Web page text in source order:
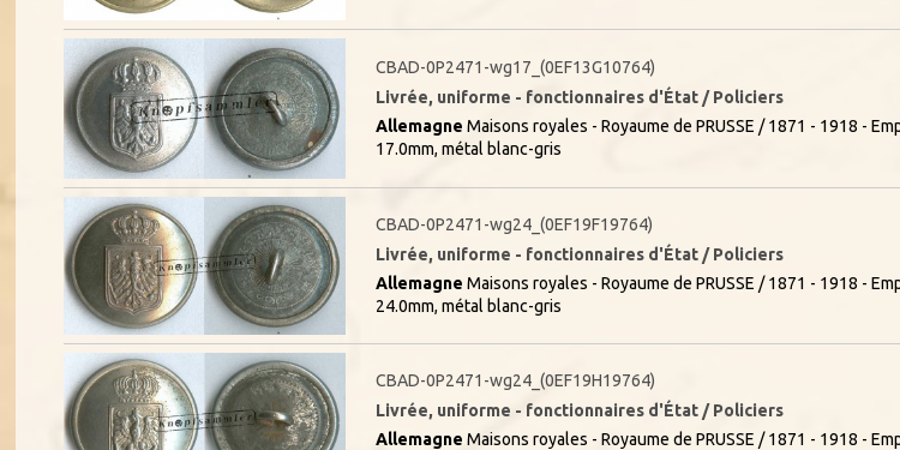
CBAD-0P2471-wg17_(0EF13G10764)
Livrée, uniforme - fonctionnaires d'État / Policiers
Allemagne Maisons royales - Royaume de PRUSSE / 1871 - 1918 -
17.0mm, métal blanc-gris
CBAD-0P2471-wg24_(0EF19F19764)
Livrée, uniforme - fonctionnaires d'État / Policiers
Allemagne Maisons royales - Royaume de PRUSSE / 1871 - 1918 -
24.0mm, métal blanc-gris
CBAD-0P2471-wg24_(0EF19H19764)
Livrée, uniforme - fonctionnaires d'État / Policiers
Allemagne Maisons royales - Royaume de PRUSSE / 1871 - 1918 -